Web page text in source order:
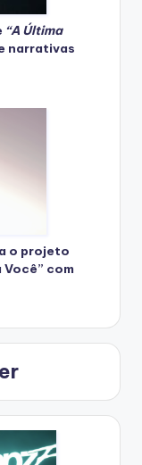
“A Última
narrativas
o projeto
Você” com